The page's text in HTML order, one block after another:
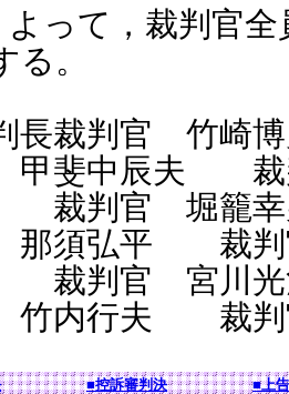
って，裁判官全
る。
判長裁判官 竹
甲斐中辰夫
裁判官 堀籠
那須弘平 裁
裁判官 宮川
竹内行夫 裁判
■控訴審判決 ■上